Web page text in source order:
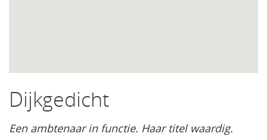
Dijkgedicht
Een ambtenaar in functie. Haar titel waardig.